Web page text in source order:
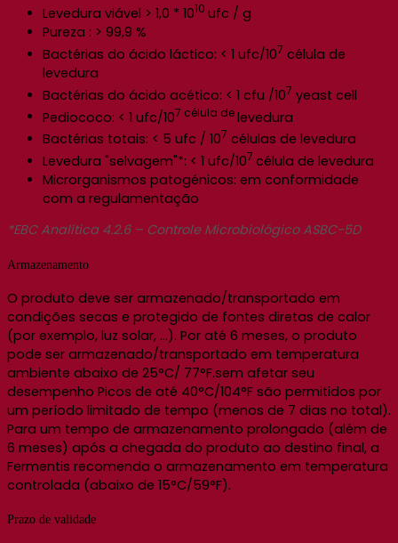
Levedura viável > 1,0 * 1010 ufc / g
Pureza : > 99,9 %
Bactérias do ácido láctico: < 1 ufc/107 célula de
levedura
Bactérias do ácido acético: < 1 cfu /107 yeast cell
Pediococo: < 1 ufc/107 célula delevedura
Bactérias totais: < 5 ufc / 107 células de levedura
Levedura "selvagem"*: < 1 ufc/107 célula de levedura
Microrganismos patogénicos: em conformidade
com a regulamentação
*EBC Analítica 4.2.6 – Controle Microbiológico ASBC-5D
Armazenamento
O produto deve ser armazenado/transportado em
condições secas e protegido de fontes diretas de calor
(por exemplo, luz solar, …). Por até 6 meses, o produto
pode ser armazenado/transportado em temperatura
ambiente abaixo de 25°C/ 77°F.sem afetar seu
desempenho Picos de até 40°C/104°F são permitidos por
um período limitado de tempo (menos de 7 dias no total).
Para um tempo de armazenamento prolongado (além de
6 meses) após a chegada do produto ao destino final, a
Fermentis recomenda o armazenamento em temperatura
controlada (abaixo de 15°C/59°F).
Prazo de validade